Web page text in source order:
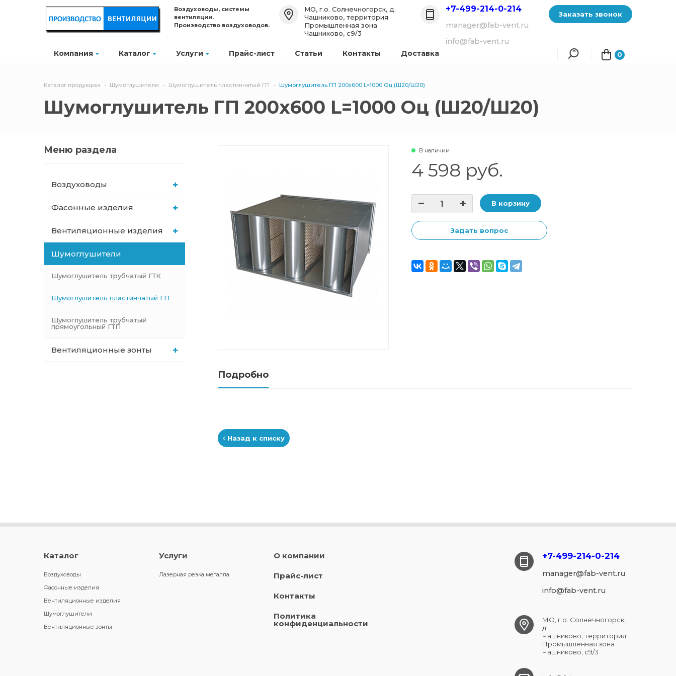
Компания Каталог Услуги Прайс-лист Статьи Контакты Доставка 0
Воздуховоды, системы
вентиляции.
Производство воздуховодов.
МО, г.о. Солнечногорск, д.
Чашниково, территория
Промышленная зона
Чашниково, с9/3
+7-499-214-0-214
manager@fab-vent.ru
info@fab-vent.ru
Заказать звонок
Каталог продукции Шумоглушители Шумоглушитель пластинчатый ГП Шумоглушитель ГП 200х600 L=1000 Оц (Ш20/Ш20)
Шумоглушитель ГП 200х600 L=1000 Оц (Ш20/Ш20)
Меню раздела
Воздуховоды
Фасонные изделия
Вентиляционные изделия
Шумоглушители
Шумоглушитель трубчатый ГТК
Шумоглушитель пластинчатый ГП
Шумоглушитель трубчатый
прямоугольный ГТП
Вентиляционные зонты
В наличии
4 598 руб.
В корзину
Задать вопрос
Подробно
Назад к списку
Каталог
Воздуховоды
Фасонные изделия
Вентиляционные изделия
Шумоглушители
Вентиляционные зонты
Услуги
Лазерная резка металла
О компании
Прайс-лист
Контакты
Политика
конфиденциальности
+7-499-214-0-214
manager@fab-vent.ru
info@fab-vent.ru
МО, г.о. Солнечногорск,
д.
Чашниково, территория
Промышленная зона
Чашниково, с9/3